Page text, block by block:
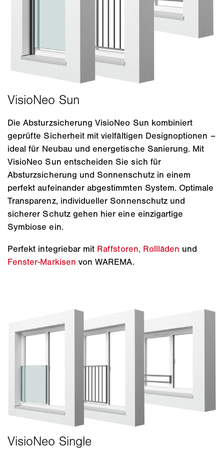
Die Absturzsicherung VisioNeo Sun kombiniert
geprüfte Sicherheit mit vielfältigen Designoptionen –
ideal für Neubau und energetische Sanierung. Mit
VisioNeo Sun entscheiden Sie sich für
Absturzsicherung und Sonnenschutz in einem
perfekt aufeinander abgestimmten System. Optimale
Transparenz, individueller Sonnenschutz und
sicherer Schutz gehen hier eine einzigartige
Symbiose ein.
Perfekt integriebar mit Raffstoren, Rollläden und
Fenster-Markisen von WAREMA.